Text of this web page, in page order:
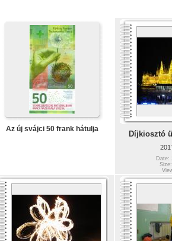
Az új svájci 50 frank hátulja
Díjkiosztó
Date: